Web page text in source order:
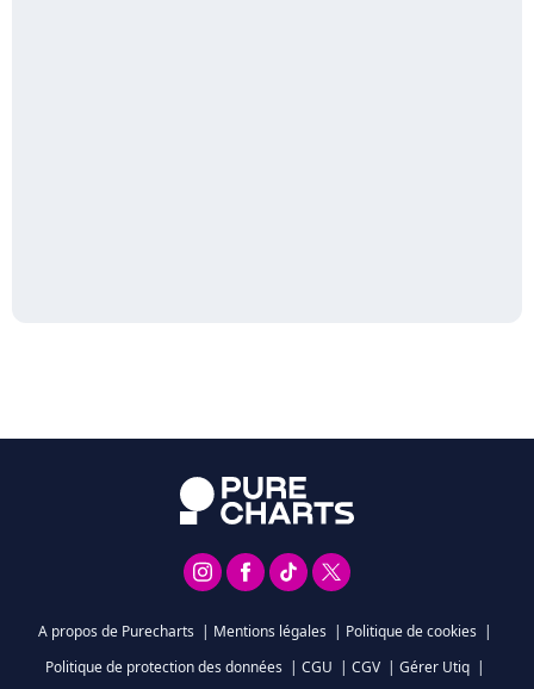
A propos de Purecharts | Mentions légales | Politique de cookies |
Politique de protection des données | CGU | CGV | Gérer Utiq |